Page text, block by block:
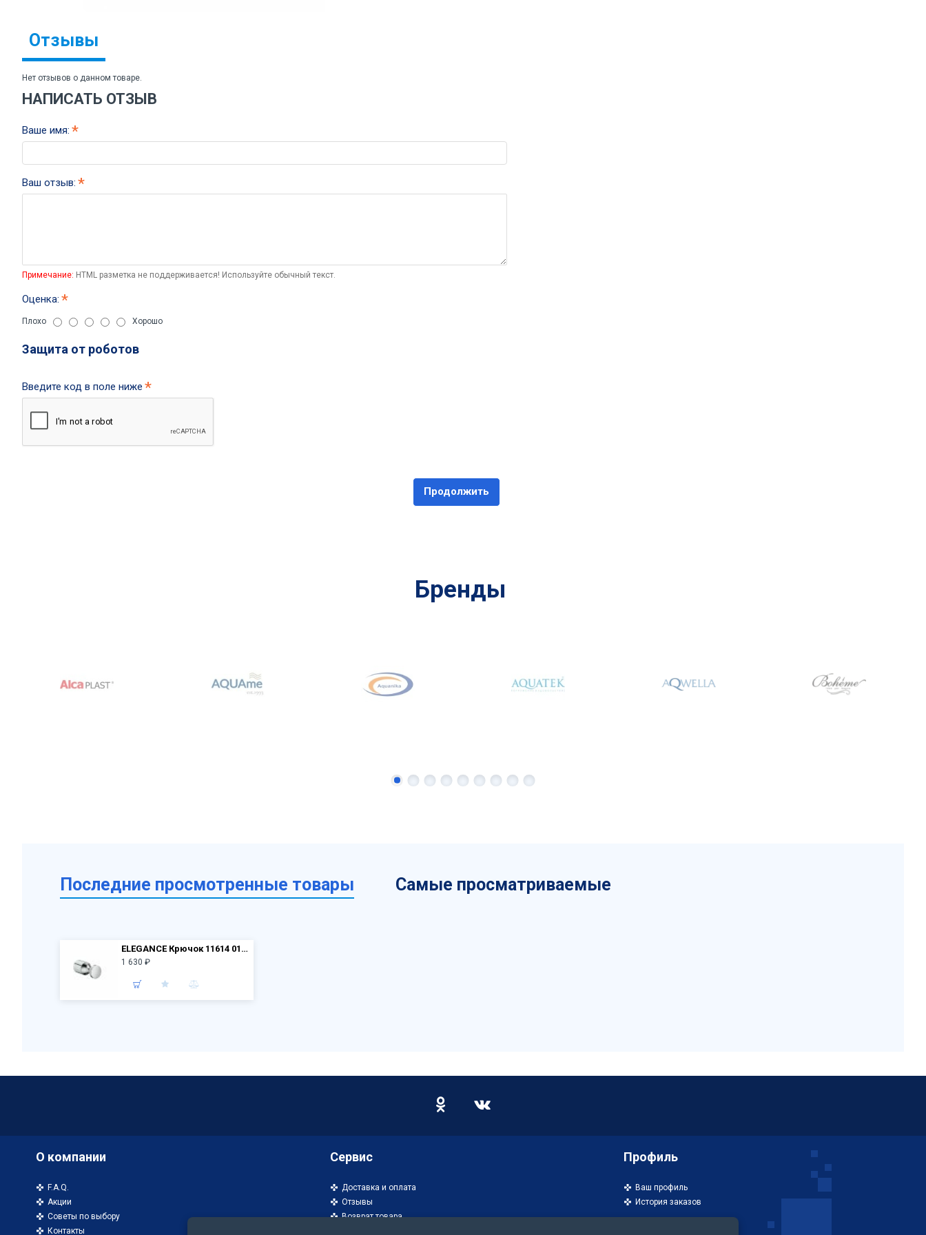
Отзывы
Нет отзывов о данном товаре.
НАПИСАТЬ ОТЗЫВ
Ваше имя:
Ваш отзыв:
Примечание: HTML разметка не поддерживается! Используйте обычный текст.
Оценка:
Плохо Хорошо
Защита от роботов
Введите код в поле ниже
Продолжить
Бренды
Последние просмотренные товары Самые просматриваемые
ELEGANCE Крючок 11614 010000, хром
1 630 ₽
О компании
F.A.Q.
Акции
Советы по выбору
Контакты
Сервис
Доставка и оплата
Отзывы
Возврат товара
Профиль
Ваш профиль
История заказов